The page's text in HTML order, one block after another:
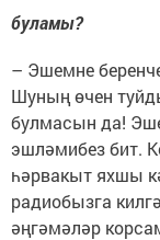
буламы?
– Эшемне
Шуның өчен
булмасын да!
эшләмибез бит.
һәрвакыт яхшы
радиобызга
әңгәмәләр